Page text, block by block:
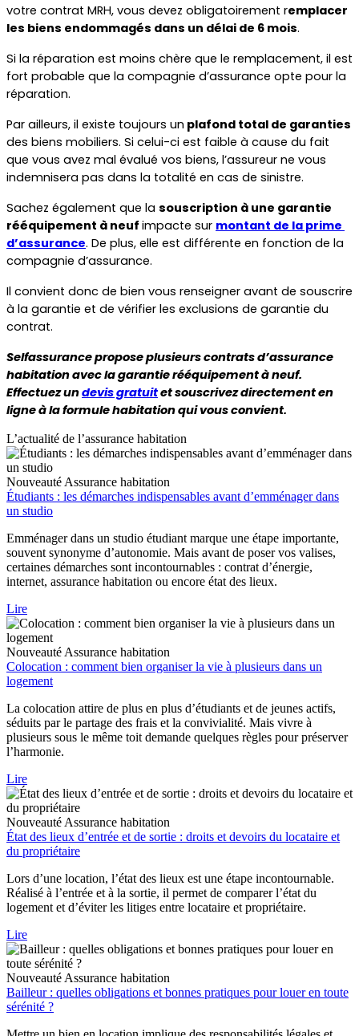
votre contrat MRH, vous devez obligatoirement remplacer
les biens endommagés dans un délai de 6 mois.
Si la réparation est moins chère que le remplacement, il est
fort probable que la compagnie d’assurance opte pour la
réparation.
Par ailleurs, il existe toujours un plafond total de garanties
des biens mobiliers. Si celui-ci est faible à cause du fait
que vous avez mal évalué vos biens, l’assureur ne vous
indemnisera pas dans la totalité en cas de sinistre.
Sachez également que la souscription à une garantie
rééquipement à neuf impacte sur montant de la prime
d’assurance. De plus, elle est différente en fonction de la
compagnie d’assurance.
Il convient donc de bien vous renseigner avant de souscrire
à la garantie et de vérifier les exclusions de garantie du
contrat.
Selfassurance propose plusieurs contrats d’assurance
habitation avec la garantie rééquipement à neuf.
Effectuez un devis gratuit et souscrivez directement en
ligne à la formule habitation qui vous convient.
L’actualité de l’assurance habitation
Nouveauté Assurance habitation
Étudiants : les démarches indispensables avant d’emménager dans
un studio
Emménager dans un studio étudiant marque une étape importante,
souvent synonyme d’autonomie. Mais avant de poser vos valises,
certaines démarches sont incontournables : contrat d’énergie,
internet, assurance habitation ou encore état des lieux.
Lire
Nouveauté Assurance habitation
Colocation : comment bien organiser la vie à plusieurs dans un
logement
La colocation attire de plus en plus d’étudiants et de jeunes actifs,
séduits par le partage des frais et la convivialité. Mais vivre à
plusieurs sous le même toit demande quelques règles pour préserver
l’harmonie.
Lire
Nouveauté Assurance habitation
État des lieux d’entrée et de sortie : droits et devoirs du locataire et
du propriétaire
Lors d’une location, l’état des lieux est une étape incontournable.
Réalisé à l’entrée et à la sortie, il permet de comparer l’état du
logement et d’éviter les litiges entre locataire et propriétaire.
Lire
Nouveauté Assurance habitation
Bailleur : quelles obligations et bonnes pratiques pour louer en toute
sérénité ?